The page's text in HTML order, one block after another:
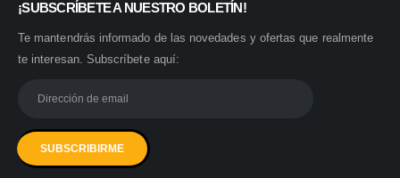
¡SUBSCRÍBETE A NUESTRO BOLETÍN!
Te mantendrás informado de las novedades y ofertas que realmente
te interesan. Subscríbete aquí: